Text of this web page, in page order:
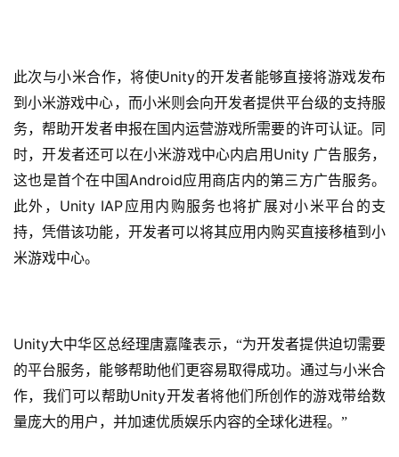
此次与小米合作，将使Unity的开发者能够直接将游戏发布
到小米游戏中心，而小米则会向开发者提供平台级的支持服
务，帮助开发者申报在国内运营游戏所需要的许可认证。同
时，开发者还可以在小米游戏中心内启用 Unity 广告服务，
这也是首个在中国Android应用商店内的第三方广告服务。
此外， Unity IAP应用内购服务也将扩展对小米平台的支
持，凭借该功能，开发者可以将其应用内购买直接移植到小
米游戏中心。
Unity大中华区总经理唐嘉隆表示，“为开发者提供迫切需要
的平台服务，能够帮助他们更容易取得成功。通过与小米合
作，我们可以帮助Unity开发者将他们所创作的游戏带给数
量庞大的用户，并加速优质娱乐内容的全球化进程。”